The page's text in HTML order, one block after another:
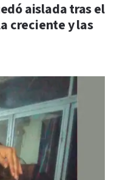
aislada tras el
creciente y las